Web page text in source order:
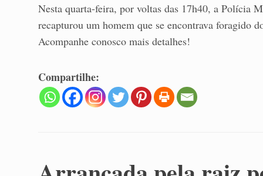
Nesta quarta-feira, por voltas das 17h40, a Polícia
recapturou um homem que se encontrava foragido
Acompanhe conosco mais detalhes!
Compartilhe: